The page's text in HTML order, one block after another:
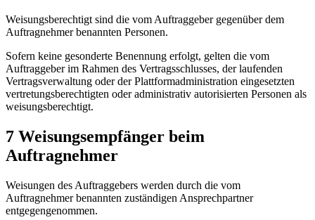
Weisungsberechtigt sind die vom Auftraggeber gegenüber dem
Auftragnehmer benannten Personen.
Sofern keine gesonderte Benennung erfolgt, gelten die vom
Auftraggeber im Rahmen des Vertragsschlusses, der laufenden
Vertragsverwaltung oder der Plattformadministration eingesetzten
vertretungsberechtigten oder administrativ autorisierten Personen als
weisungsberechtigt.
7 Weisungsempfänger beim
Auftragnehmer
Weisungen des Auftraggebers werden durch die vom
Auftragnehmer benannten zuständigen Ansprechpartner
entgegengenommen.